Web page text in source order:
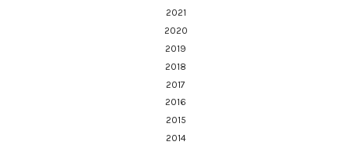
2021
2020
2019
2018
2017
2016
2015
2014